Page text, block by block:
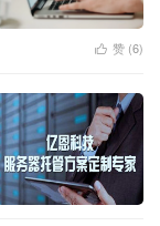
 赞 (6)